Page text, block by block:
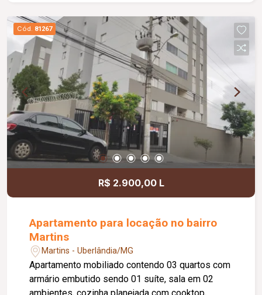
Cód. 81267
R$ 2.900,00 L
Apartamento para locação no bairro
Martins
Martins - Uberlândia/MG
Apartamento mobiliado contendo 03 quartos com
armário embutido sendo 01 suíte, sala em 02
ambientes, cozinha planejada com cooktop,